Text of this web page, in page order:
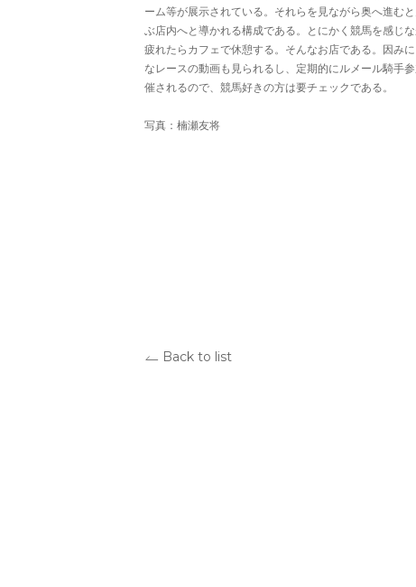
ーム等が展示されている。それらを見ながら奥へ進む
ぶ店内へと導かれる構成である。とにかく競馬を感じ
疲れたらカフェで休憩する。そんなお店である。因み
なレースの動画も見られるし、定期的にルメール騎手
催されるので、競馬好きの方は要チェックである。
写真：楠瀬友将
Back to list